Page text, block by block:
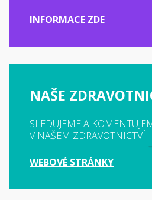
INFORMACE ZDE
NAŠE
SLEDUJEME A
V NAŠEM ZDRAVOTNICTVÍ
WEBOVÉ STRÁNKY